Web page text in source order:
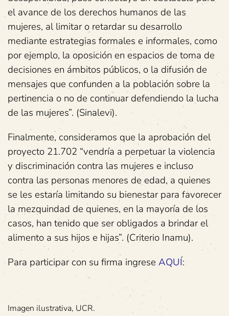
el avance de los derechos humanos de las
mujeres, al limitar o retardar su desarrollo
mediante estrategias formales e informales, como
por ejemplo, la oposición en espacios de toma de
decisiones en ámbitos públicos, o la difusión de
mensajes que confunden a la población sobre la
pertinencia o no de continuar defendiendo la lucha
de las mujeres”. (Sinalevi).
Finalmente, consideramos que la aprobación del
proyecto 21.702 “vendría a perpetuar la violencia
y discriminación contra las mujeres e incluso
contra las personas menores de edad, a quienes
se les estaría limitando su bienestar para favorecer
la mezquindad de quienes, en la mayoría de los
casos, han tenido que ser obligados a brindar el
alimento a sus hijos e hijas”. (Criterio Inamu).
Para participar con su firma ingrese AQUÍ:
Imagen ilustrativa, UCR.